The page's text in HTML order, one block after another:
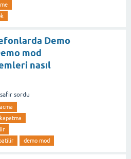
Demo
mod
nasıl
sordu
demo mod